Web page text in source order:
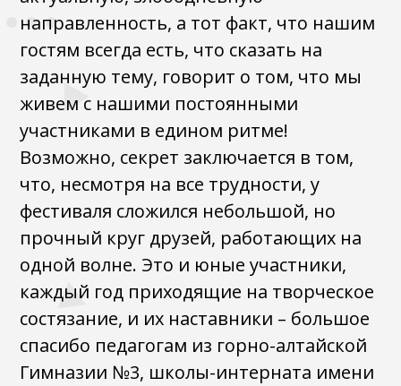
направленность, а тот факт, что нашим
гостям всегда есть, что сказать на
заданную тему, говорит о том, что мы
живем с нашими постоянными
участниками в едином ритме!
Возможно, секрет заключается в том,
что, несмотря на все трудности, у
фестиваля сложился небольшой, но
прочный круг друзей, работающих на
одной волне. Это и юные участники,
каждый год приходящие на творческое
состязание, и их наставники – большое
спасибо педагогам из горно-алтайской
Гимназии №3, школы-интерната имени